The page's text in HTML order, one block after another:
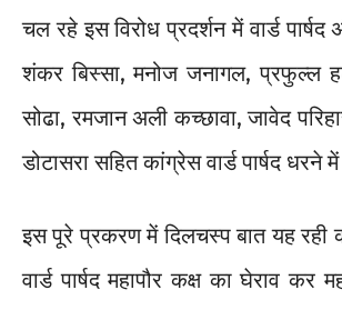
चल रहे इस विरोध प्रदर्शन में वार्ड
शंकर बिस्सा, मनोज जनागल, प्रफुल्ल
सोढा, रमजान अली कच्छावा, जावेद
डोटासरा सहित कांग्रेस वार्ड पार्षद धरने
इस पूरे प्रकरण में दिलचस्प बात यह
वार्ड पार्षद महापौर कक्ष का घेराव